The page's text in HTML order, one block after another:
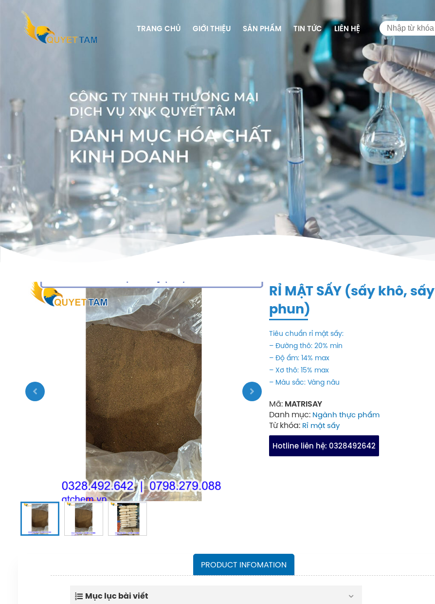
TRANG CHỦ GIỚI THIỆU SẢN PHẨM TIN TỨC LIÊN HỆ
RỈ MẬT SẤY (sấy khô, sấy
phun)
Tiêu chuẩn rỉ mật sấy:
– Đường thô: 20% min
– Độ ẩm: 14% max
– Xơ thô: 15% max
– Màu sắc: Vàng nâu
Mã: MATRISAY
Danh mục: Ngành thực phẩm
Từ khóa: Rỉ mật sấy
Hotline liên hệ: 0328492642
PRODUCT INFOMATION
Mục lục bài viết